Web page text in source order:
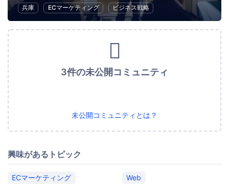
兵庫
ECマーケティング ビジネス戦略
3件の未公開コミュニティ
未公開コミュニティとは？
興味があるトピック
ECマーケティング
Web